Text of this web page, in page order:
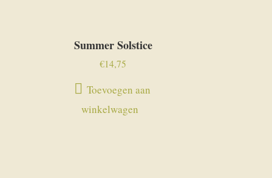
Summer Solstice
€14,75
Toevoegen aan
winkelwagen